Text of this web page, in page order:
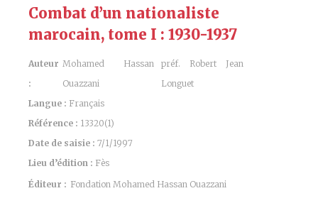
Combat d’un nationaliste
marocain, tome I : 1930-1937
Auteur
:
Mohamed Hassan
Ouazzani
préf. Robert Jean
Longuet
Langue : Français
Référence : 13320(1)
Date de saisie : 7/1/1997
Lieu d’édition : Fès
Éditeur : Fondation Mohamed Hassan Ouazzani